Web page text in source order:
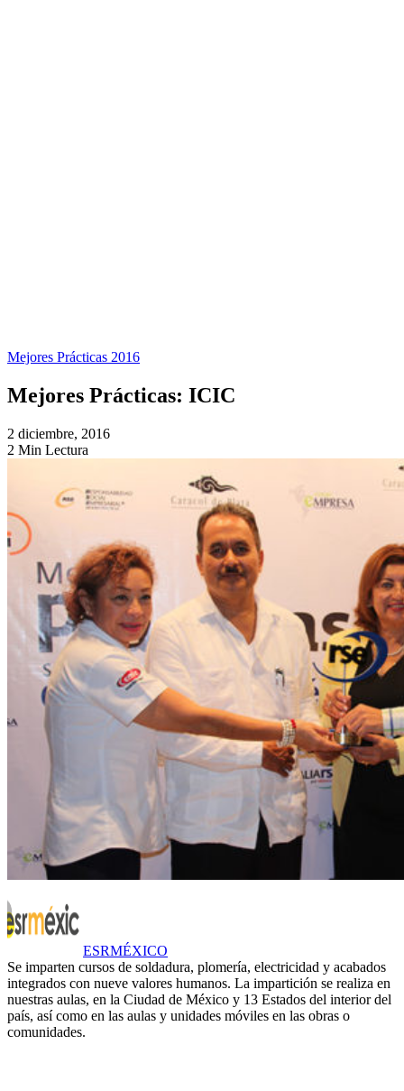
Mejores Prácticas 2016
Mejores Prácticas: ICIC
2 diciembre, 2016
2 Min Lectura
ESRMÉXICO
Se imparten cursos de soldadura, plomería, electricidad y acabados
integrados con nueve valores humanos. La impartición se realiza en
nuestras aulas, en la Ciudad de México y 13 Estados del interior del
país, así como en las aulas y unidades móviles en las obras o
comunidades.